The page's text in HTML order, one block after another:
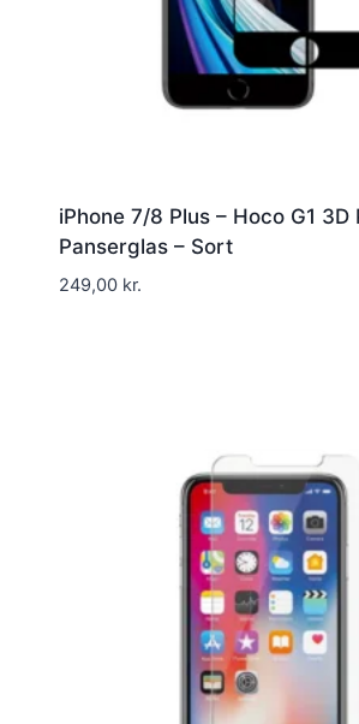
iPhone 7/8 Plus – Hoco G1 3D
Panserglas – Sort
249,00 kr.